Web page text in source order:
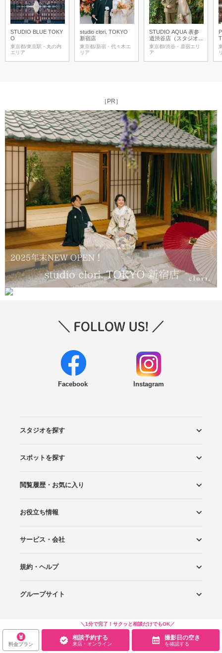
＼1分で完了！サクッと相談だけでもOK／
料金プラン
相談予約する
来店・オンライン
撮影日の空き
を確認する
STUDIO BLUE TOKY
O
東京都/東京駅・丸の内
エリア
studio clori. TOKYO
新宿店
東京都/新宿・代々木エ
リア
STUDIO AQUA 表参
道渋谷店（スタジオA
QUA）
東京都/渋谷・原宿エリ
ア
［PR］
Facebook Instagram
スタジオを探す
エリアから探す
こだわりから探す
NEW PHOTO STYLE
プランから探す
フォトタイプ診断
フォトグラファーから探す
国内リゾートから探す
スポットを探す
ロケーションから探す
スタジオから探す
閲覧履歴・お気に入り
閲覧スタジオ
お気に入り
お役立ち情報
Wedding Photo マガジン
はじめてガイド
サービス・会社
Photoraitとは
スタジオの掲載について
お問い合わせ
運営会社
サイトマップ
規約・ヘルプ
プライバシーポリシー
利用規約
ヘルプ
グループサイト
Wedding Park 海外
Copyright©WEDDING PARK CO.,LTD.